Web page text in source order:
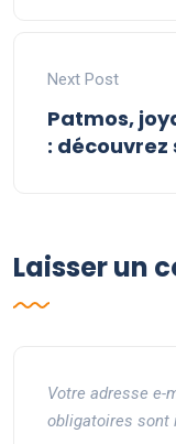
Next Post
Patmos,
: découvrez
Laisser un
Votre adresse e-
obligatoires sont